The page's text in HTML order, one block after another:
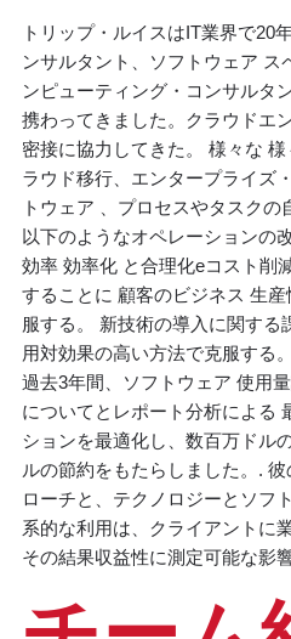
トリップ・ルイスはIT業界で20
ンサルタント、ソフトウェア ス
ンピューティング・コンサルタ
携わってきました。
クラウドエ
密接に協力してきた。 様々な 様
ラウド移行、エンタープライズ
トウェア 、プロセスやタスクの
以下のようなオペレーションの
効率 効率化 と合理化eコスト削
することに 顧客のビジネス 生産
服する。 新技術の導入に関する
用対効果の高い方法で克服する。
過去3年間、ソフトウェア 使用
について とレポート分析による
ションを最適化し、数百万ドル
ルの節約をもたらしました。 . 彼
ローチと、テクノロジーとソフ
系的な利用は、クライアントに
その結果収益性に測定可能な影